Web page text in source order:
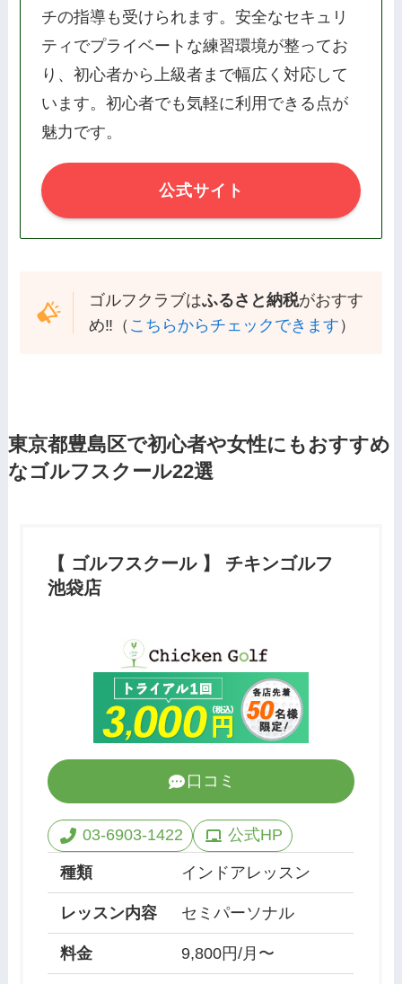
チの指導も受けられます。安全なセキュリ
ティでプライベートな練習環境が整ってお
り、初心者から上級者まで幅広く対応して
います。初心者でも気軽に利用できる点が
魅力です。
公式サイト
ゴルフクラブはふるさと納税がおすす
め‼️（ こちらからチェックできます ）
東京都豊島区で初心者や女性にもおすすめ
なゴルフスクール22選
【 ゴルフスクール 】 チキンゴルフ
池袋店
口コミ
03-6903-1422 公式HP
種類 インドアレッスン
レッスン内容 セミパーソナル
料金 9,800円/月〜